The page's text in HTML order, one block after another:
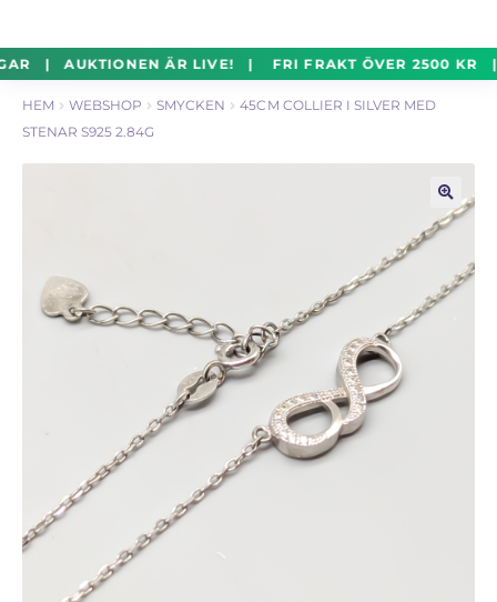
Hoppa
till
navigering
Hoppa
till
innehåll
AUKTIONEN ÄR LIVE! | FRI FRAKT ÖVER
Silverföremål
Mynt
Mitt Konto
Vill du sälja? – Till Pantbanken
ALLMÄNNA VILLKOR
STORLEKSGUIDE FÖR RINGAR
SÅ FUNGERAR KÖP MED PANTLÅN
HEM WEBSHOP SMYCKEN
45CM COLLIER I SILVER MED
STENAR S925 2.84G
🔍